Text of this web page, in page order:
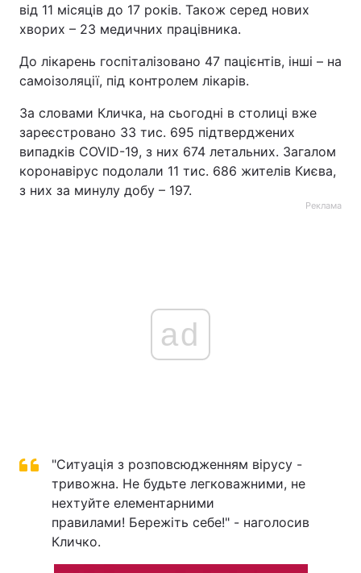
від 11 місяців до 17 років. Також серед нових
хворих – 23 медичних працівника.
До лікарень госпіталізовано 47 пацієнтів, інші – на
самоізоляції, під контролем лікарів.
За словами Кличка, на сьогодні в столиці вже
зареєстровано 33 тис. 695 підтверджених
випадків COVID-19, з них 674 летальних. Загалом
коронавірус подолали 11 тис. 686 жителів Києва,
з них за минулу добу – 197.
Реклама
ad
"Ситуація з розповсюдженням вірусу -
тривожна. Не будьте легковажними, не
нехтуйте елементарними
правилами! Бережіть себе!" - наголосив
Кличко.